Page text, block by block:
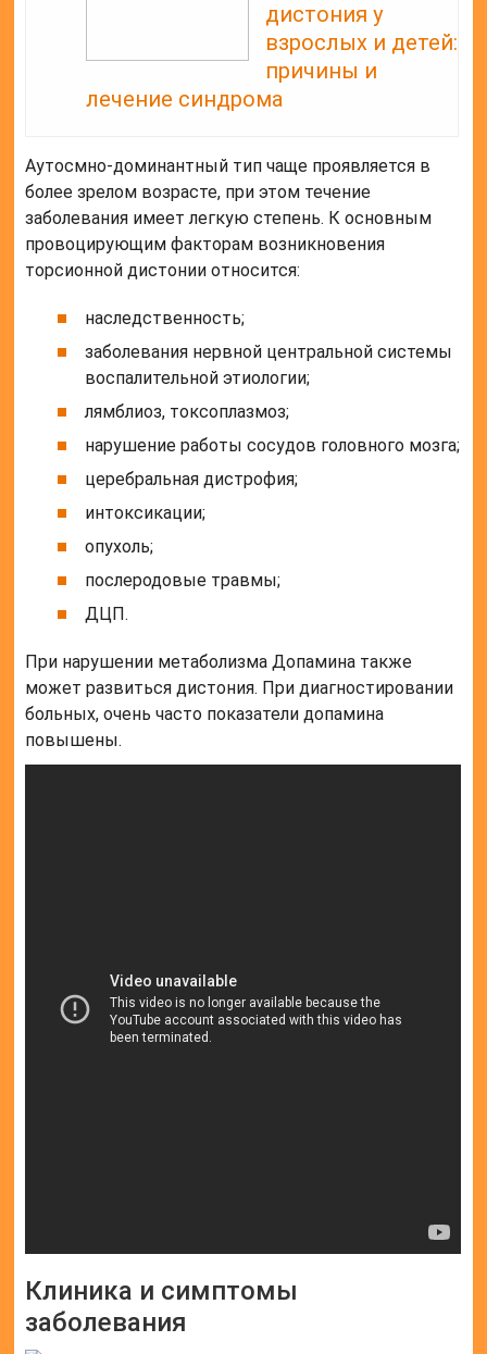
дистония у
взрослых и детей:
причины и
лечение синдрома
Аутосмно-доминантный тип чаще проявляется в
более зрелом возрасте, при этом течение
заболевания имеет легкую степень. К основным
провоцирующим факторам возникновения
торсионной дистонии относится:
наследственность;
заболевания нервной центральной системы
воспалительной этиологии;
лямблиоз, токсоплазмоз;
нарушение работы сосудов головного мозга;
церебральная дистрофия;
интоксикации;
опухоль;
послеродовые травмы;
ДЦП.
При нарушении метаболизма Допамина также
может развиться дистония. При диагностировании
больных, очень часто показатели допамина
повышены.
Клиника и симптомы
заболевания